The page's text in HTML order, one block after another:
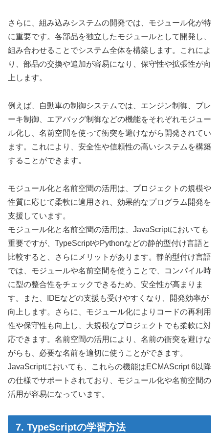
さらに、組み込みシステムの開発では、モジュール化が特
に重要です。各部品を独立したモジュールとして開発し、
組み合わせることでシステム全体を構築します。これによ
り、部品の交換や追加が容易になり、保守性や拡張性が向
上します。
例えば、自動車の制御システムでは、エンジン制御、ブレ
ーキ制御、エアバッグ制御などの機能をそれぞれモジュー
ル化し、名前空間を使って衝突を避けながら開発されてい
ます。これにより、安全性や信頼性の高いシステムを構築
することができます。
モジュール化と名前空間の活用は、プロジェクトの規模や
性質に応じて柔軟に適用され、効果的なプログラム開発を
支援しています。
モジュール化と名前空間の活用は、JavaScriptにおいても
重要ですが、TypeScriptやPythonなどの静的型付け言語と
比較すると、さらにメリットがあります。静的型付け言語
では、モジュールや名前空間を使うことで、コンパイル時
に型の整合性をチェックできるため、安全性が高まりま
す。また、IDEなどの支援も受けやすくなり、開発効率が
向上します。さらに、モジュール化によりコードの再利用
性や保守性も向上し、大規模なプロジェクトでも柔軟に対
応できます。名前空間の活用により、名前の衝突を避けな
がらも、必要な名前を適切に使うことができます。
JavaScriptにおいても、これらの機能はECMAScript 6以降
の仕様でサポートされており、モジュール化や名前空間の
活用が容易になっています。
7. TypeScriptの学習方法